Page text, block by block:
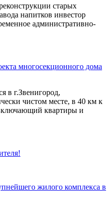
старых
напитков инвестор
административно-
многосекционного дома
в г.Звенигород,
чистом месте, в 40 км к
квартиры и
жилого комплекса в